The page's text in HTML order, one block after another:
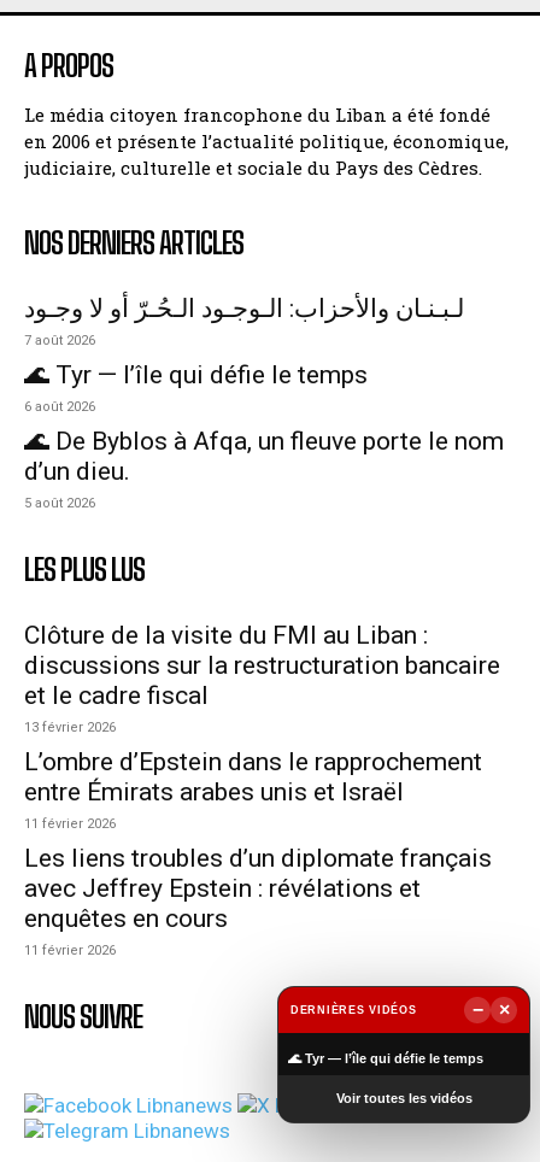
A PROPOS
Le média citoyen francophone du Liban a été fondé
en 2006 et présente l’actualité politique, économique,
judiciaire, culturelle et sociale du Pays des Cèdres.
NOS DERNIERS ARTICLES
لـبـنـان والأحزاب: الـوجـود الـحُـرّ أو لا وجـود
7 août 2026
🌊 Tyr — l’île qui défie le temps
6 août 2026
🌊 De Byblos à Afqa, un fleuve porte le nom
d’un dieu.
5 août 2026
LES PLUS LUS
Clôture de la visite du FMI au Liban :
discussions sur la restructuration bancaire
et le cadre fiscal
13 février 2026
L’ombre d’Epstein dans le rapprochement
entre Émirats arabes unis et Israël
11 février 2026
Les liens troubles d’un diplomate français
avec Jeffrey Epstein : révélations et
enquêtes en cours
11 février 2026
NOUS SUIVRE DERNIÈRES VIDÉOS −
×
🌊 Tyr — l’île qui défie le temps
Voir toutes les vidéos